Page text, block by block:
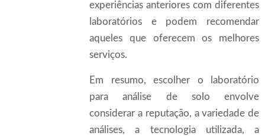
experiências anteriores com diferentes
laboratórios e podem recomendar
aqueles que oferecem os melhores
serviços.
Em resumo, escolher o laboratório
para análise de solo envolve
considerar a reputação, a variedade de
análises, a tecnologia utilizada, a